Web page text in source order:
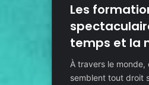
Les
temps et la
À travers le
semblent tout droit